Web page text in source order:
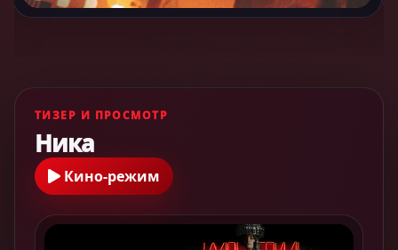
ТИЗЕР И ПРОСМОТР
Ника
Кино-режим